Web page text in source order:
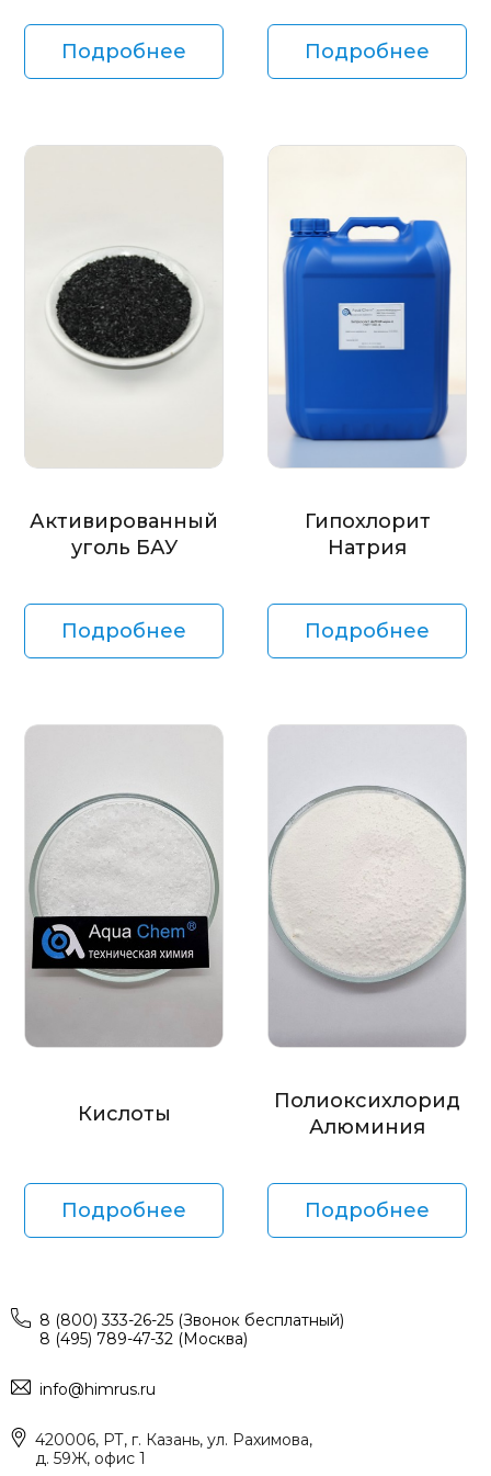
Подробнее Подробнее
Активированный
уголь БАУ
Подробнее
Гипохлорит
Натрия
Подробнее
Кислоты
Подробнее
Полиоксихлорид
Алюминия
Подробнее
8 (800) 333-26-25 (Звонок бесплатный)
8 (495) 789-47-32 (Москва)
info@himrus.ru
420006, РТ, г. Казань, ул. Рахимова,
д. 59Ж, офис 1